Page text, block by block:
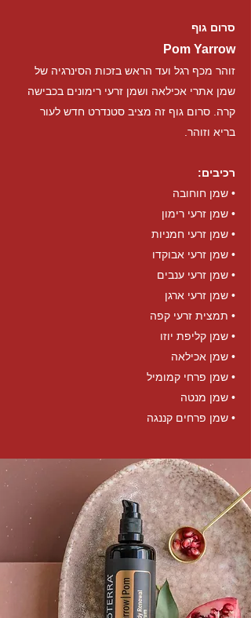
סרום גוף
Pom Yarrow
זוהר מכף רגל ועד הראש בזכות הסינרגיה של
שמן אתרי אכילאה ושמן זרעי רימונים בכבישה
קרה. סרום גוף זה מציב סטנדרט חדש לעור
בריא וזוהר.
רכיבים:
• שמן חוחובה
• שמן זרעי רימון
• שמן זרעי חמניות
• שמן זרעי אבוקדו
• שמן זרעי ענבים
• שמן זרעי ארגן
• תמצית זרעי קפה
• שמן קליפת יוזו
• שמן אכילאה
• שמן פרחי קמומיל
• שמן מנטה
• שמן פרחים קננגה